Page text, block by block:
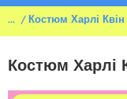
... Костюм Харлі Квін
Костюм Харлі